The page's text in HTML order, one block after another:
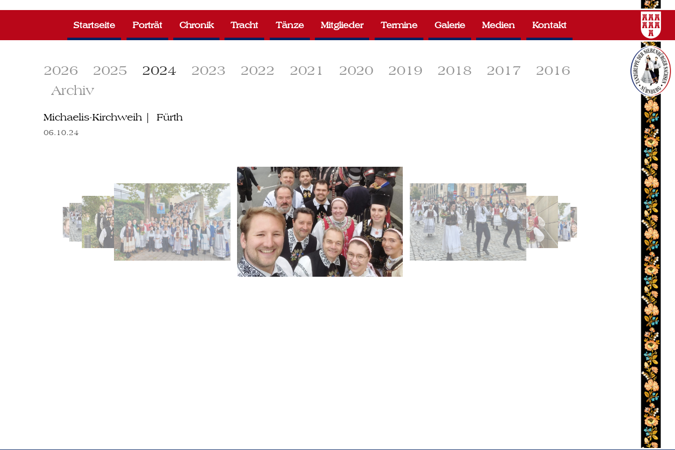
2026 2025 2024 2023 2022 2021 2020 2019 2018 2017
2016
Archiv
Startseite Porträt Chronik Tracht Tänze Mitglieder Termine Galerie Medien Kontakt
Michaelis-Kirchweih | Fürth
06.10.24